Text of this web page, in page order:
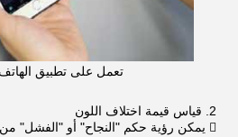
تعمل على تطبيق
2. قياس قيمة اختلاف اللون
 يمكن رؤية حكم "النجاح" أو "الفشل" من كل من الأداة و APP.